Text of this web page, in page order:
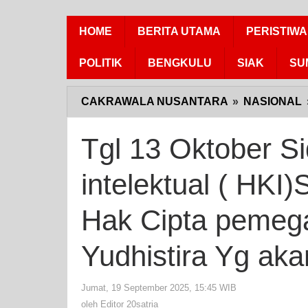
HOME BERITA UTAMA PERISTIWA
POLITIK BENGKULU SIAK
CAKRAWALA NUSANTARA » NASIONAL
Tgl 13 Oktober
intelektual (
Hak Cipta
Yudhistira Yg
Jumat, 19 September 2025, 15:45 WIB
oleh Editor 20satria